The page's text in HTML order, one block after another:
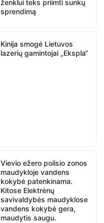
ženklui teks priimti sunkų
sprendimą
Kinija smogė Lietuvos
lazerių gamintojai „Ekspla“
Vievio ežero poilsio zonos
maudykloje vandens
kokybė patenkinama.
Kitose Elektrėnų
savivaldybės maudyklose
vandens kokybė gera,
maudytis saugu.